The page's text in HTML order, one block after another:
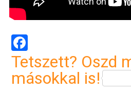
Facebook
Tetszett? Oszd
másokkal is!